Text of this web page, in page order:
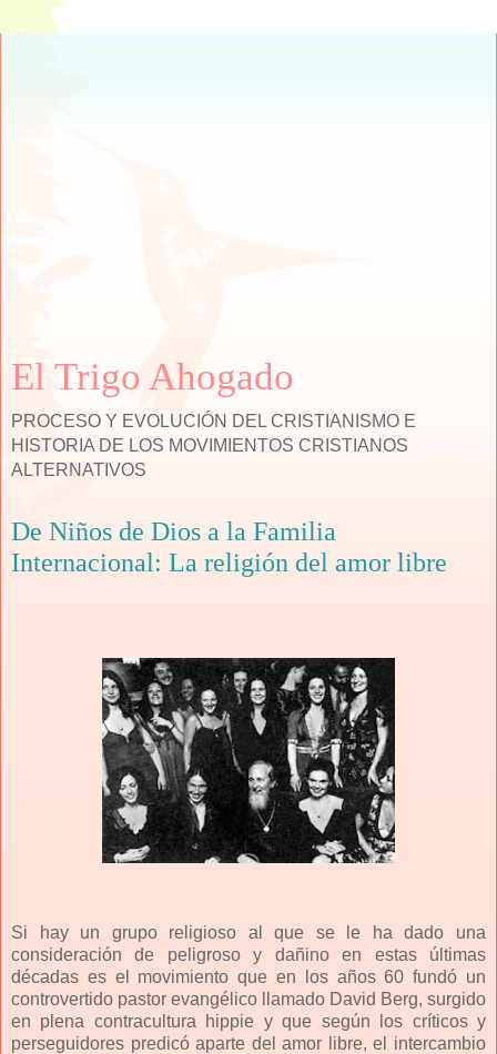
El Trigo Ahogado
PROCESO Y EVOLUCIÓN DEL CRISTIANISMO E
HISTORIA DE LOS MOVIMIENTOS CRISTIANOS
ALTERNATIVOS
De Niños de Dios a la Familia
Internacional: La religión del amor libre
Si hay un grupo religioso al que se le ha dado una
consideración de peligroso y dañino en estas últimas
décadas es el movimiento que en los años 60 fundó un
controvertido pastor evangélico llamado David Berg, surgido
en plena contracultura hippie y que según los críticos y
perseguidores predicó aparte del amor libre, el intercambio